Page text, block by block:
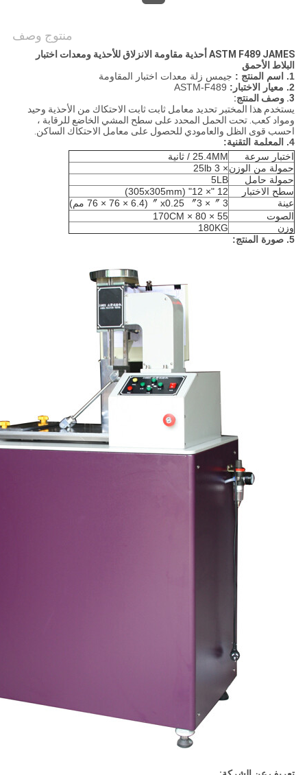
منتوج وصف
ASTM F489 JAMES أحذية مقاومة الانزلاق للأحذية ومعدات اختبار
البلاط الأحمق
1. اسم المنتج
: جيمس زلة معدات اختبار المقاومة
2. معيار الاختبار:
3. وصف المنتج:
يستخدم هذا المختبر تحديد معامل ثابت ثابت الاحتكاك من الأحذية وحيد
ومواد كعب. تحت الحمل المحدد على سطح المشي الخاضع للرقابة ،
احسب قوى الظل والعامودي للحصول على معامل الاحتكاك الساكن.
4. المعلمة التقنية:
اختبار سرعة
25.4MM / ثانية
حمولة من الوزن× 25lb 3
حمولة حامل
5LB
سطح الاختبار
12 "× 12" (305x305mm)
عينة
3 〞× 3〞 x0.25 〞(76 × 76 × 6.4 مم)
الصوت
55 × 80 × 170CM
وزن
180KG
5. صورة المنتج: